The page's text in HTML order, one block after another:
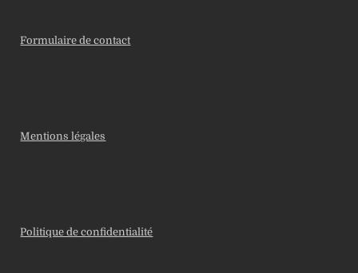
Formulaire de contact
Mentions légales
Politique de confidentialité